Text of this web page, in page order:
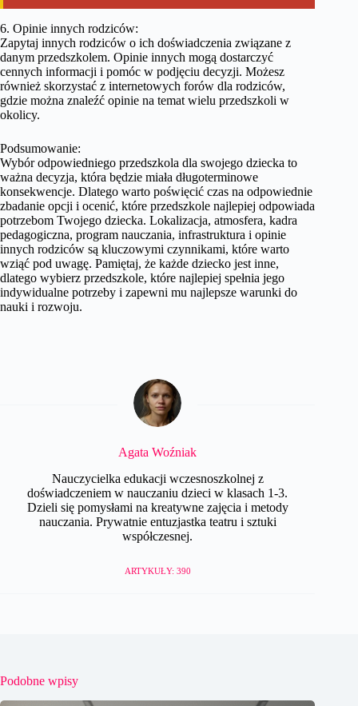
6. Opinie innych rodziców:
Zapytaj innych rodziców o ich doświadczenia związane z
danym przedszkolem. Opinie innych mogą dostarczyć
cennych informacji i pomóc w podjęciu decyzji. Możesz
również skorzystać z internetowych forów dla rodziców,
gdzie można znaleźć opinie na temat wielu przedszkoli w
okolicy.
Podsumowanie:
Wybór odpowiedniego przedszkola dla swojego dziecka to
ważna decyzja, która będzie miała długoterminowe
konsekwencje. Dlatego warto poświęcić czas na odpowiednie
zbadanie opcji i ocenić, które przedszkole najlepiej odpowiada
potrzebom Twojego dziecka. Lokalizacja, atmosfera, kadra
pedagogiczna, program nauczania, infrastruktura i opinie
innych rodziców są kluczowymi czynnikami, które warto
wziąć pod uwagę. Pamiętaj, że każde dziecko jest inne,
dlatego wybierz przedszkole, które najlepiej spełnia jego
indywidualne potrzeby i zapewni mu najlepsze warunki do
nauki i rozwoju.
Agata Woźniak
Nauczycielka edukacji wczesnoszkolnej z
doświadczeniem w nauczaniu dzieci w klasach 1-3.
Dzieli się pomysłami na kreatywne zajęcia i metody
nauczania. Prywatnie entuzjastka teatru i sztuki
współczesnej.
ARTYKUŁY: 390
Podobne wpisy